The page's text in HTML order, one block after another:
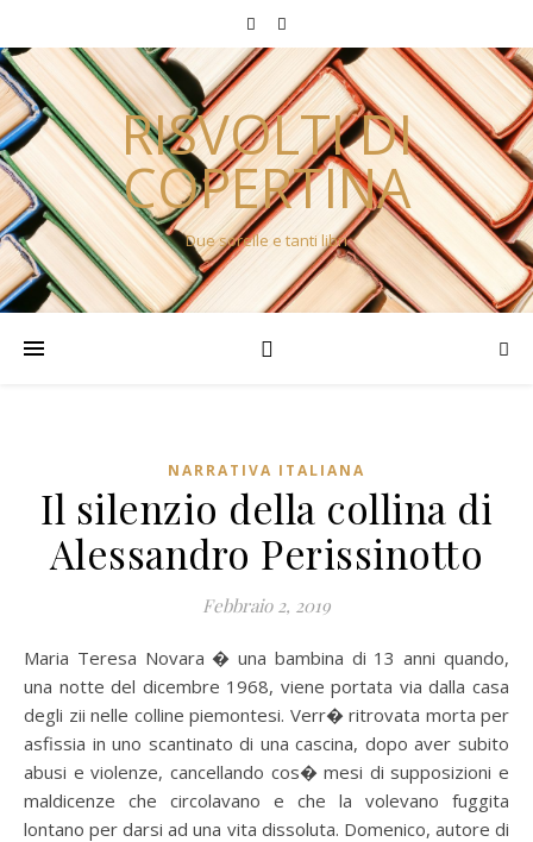
RISVOLTI DI
COPERTINA
Due sorelle e tanti libri
NARRATIVA ITALIANA
Il silenzio della collina di
Alessandro Perissinotto
Febbraio 2, 2019
Maria Teresa Novara � una bambina di 13 anni quando,
una notte del dicembre 1968, viene portata via dalla casa
degli zii nelle colline piemontesi. Verr� ritrovata morta per
asfissia in uno scantinato di una cascina, dopo aver subito
abusi e violenze, cancellando cos� mesi di supposizioni e
maldicenze che circolavano e che la volevano fuggita
lontano per darsi ad una vita dissoluta. Domenico, autore di